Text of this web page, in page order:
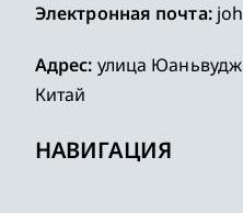
Электронная почта:
Адрес: улица
Китай
НАВИГАЦИЯ